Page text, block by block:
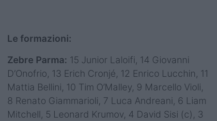
Le formazioni:
Zebre Parma: 15 Junior Laloifi, 14 Giovanni
D’Onofrio, 13 Erich Cronjé, 12 Enrico Lucchin, 11
Mattia Bellini, 10 Tim O’Malley, 9 Marcello Violi,
8 Renato Giammarioli, 7 Luca Andreani, 6 Liam
Mitchell, 5 Leonard Krumov, 4 David Sisi (c), 3